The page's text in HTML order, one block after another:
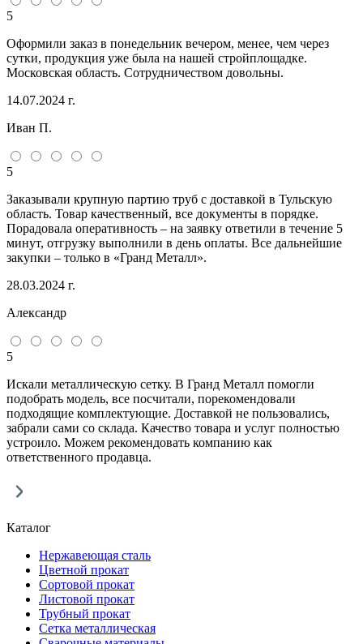
5
Оформили заказ в понедельник вечером, менее, чем через
сутки, продукция уже была на нашей стройплощадке.
Московская область. Сотрудничеством довольны.
14.07.2024 г.
Иван П.
5
Заказывали крупную партию труб с доставкой в Тульскую
область. Товар качественный, все документы в порядке.
Порадовала оперативность – на заявку ответили в течение 5
минут, отгрузку выполнили в день оплаты. Все дальнейшие
закупки – только в «Гранд Металл».
28.03.2024 г.
Александр
5
Искали металлическую сетку. В Гранд Металл помогли
подобрать модель, все посчитали, порекомендовали
подходящие комплектующие. Доставкой не пользовались,
забрали сами со склада. Качество товара и услуг полностью
устроило. Можем рекомендовать компанию как
ответственного продавца.
Каталог
Нержавеющая сталь
Цветной прокат
Сортовой прокат
Листовой прокат
Трубный прокат
Сетка металлическая